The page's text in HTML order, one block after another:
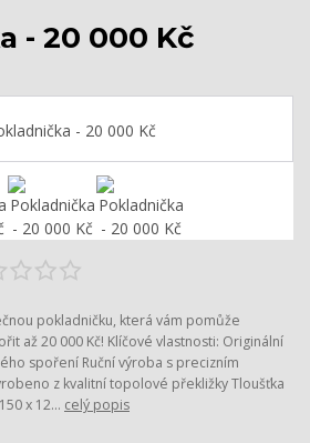
- 20 000 Kč
pokladničku, která vám pomůže
až 20 000 Kč! Klíčové vlastnosti: Originální
spoření Ruční výroba s precizním
z kvalitní topolové překližky Tloušťka
x 12... celý popis